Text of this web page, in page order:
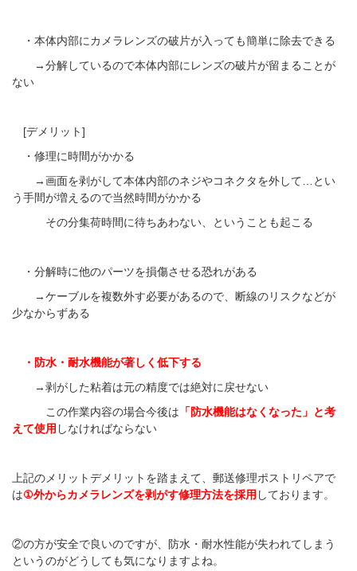
・本体内部にカメラレンズの破片が入っても簡単に除去できる
→分解しているので本体内部にレンズの破片が留まることが
ない
[デメリット]
・修理に時間がかかる
→画面を剥がして本体内部のネジやコネクタを外して…とい
う手間が増えるので当然時間がかかる
その分集荷時間に待ちあわない、ということも起こる
・分解時に他のパーツを損傷させる恐れがある
→ケーブルを複数外す必要があるので、断線のリスクなどが
少なからずある
・防水・耐水機能が著しく低下する
→剥がした粘着は元の精度では絶対に戻せない
この作業内容の場合今後は 「防水機能はなくなった」と考
えて使用 しなければならない
上記のメリットデメリットを踏まえて、郵送修理ポストリペアで
は①外からカメラレンズを剥がす修理方法を採用 しております。
②の方が安全で良いのですが、防水・耐水性能が失われてしまう
というのがどうしても気になりますよね。